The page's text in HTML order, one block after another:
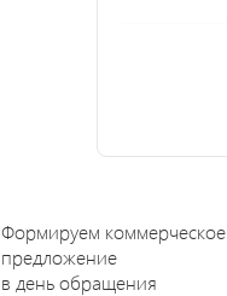
Формируем коммерческое
предложение
в день обращения